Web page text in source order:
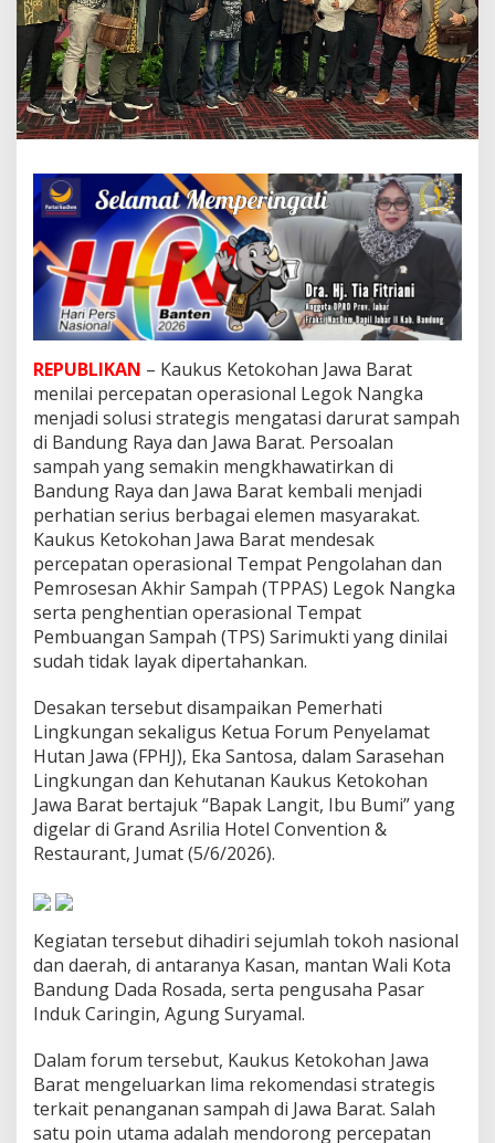
b
a
r
D
e
s
a
e
n
u
u
p
a
n
T
P
S
S
a
r
i
m
u
k
t
i
d
a
n
P
e
c
e
p
a
t
a
n
L
e
N
a
n
k
REPUBLIKAN – Kaukus Ketokohan Jawa Barat
menilai percepatan operasional Legok Nangka
menjadi solusi strategis mengatasi darurat sampah
di Bandung Raya dan Jawa Barat. Persoalan
sampah yang semakin mengkhawatirkan di
Bandung Raya dan Jawa Barat kembali menjadi
perhatian serius berbagai elemen masyarakat.
Kaukus Ketokohan Jawa Barat mendesak
percepatan operasional Tempat Pengolahan dan
Pemrosesan Akhir Sampah (TPPAS) Legok Nangka
serta penghentian operasional Tempat
Pembuangan Sampah (TPS) Sarimukti yang dinilai
sudah tidak layak dipertahankan.
Desakan tersebut disampaikan Pemerhati
Lingkungan sekaligus Ketua Forum Penyelamat
Hutan Jawa (FPHJ), Eka Santosa, dalam Sarasehan
Lingkungan dan Kehutanan Kaukus Ketokohan
Jawa Barat bertajuk “Bapak Langit, Ibu Bumi” yang
digelar di Grand Asrilia Hotel Convention &
Restaurant, Jumat (5/6/2026).
Kegiatan tersebut dihadiri sejumlah tokoh nasional
dan daerah, di antaranya Kasan, mantan Wali Kota
Bandung Dada Rosada, serta pengusaha Pasar
Induk Caringin, Agung Suryamal.
Dalam forum tersebut, Kaukus Ketokohan Jawa
Barat mengeluarkan lima rekomendasi strategis
terkait penanganan sampah di Jawa Barat. Salah
satu poin utama adalah mendorong percepatan